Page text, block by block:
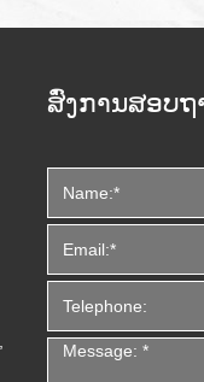
ສົ່ງການສອບຖ